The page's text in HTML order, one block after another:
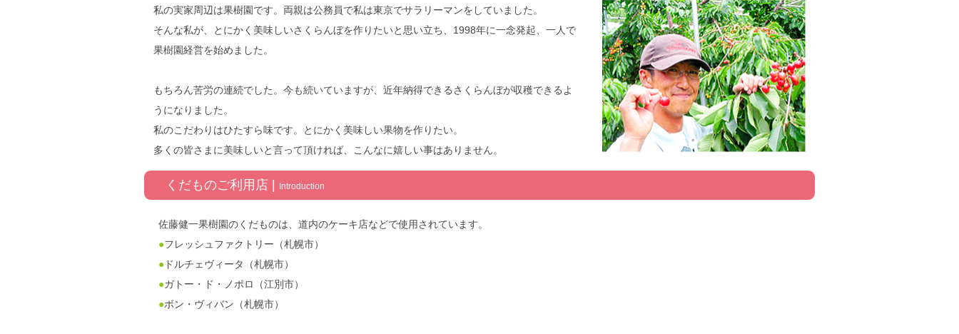
私の実家周辺は果樹園です。両親は公務員で私は東京でサラリーマンをしていました。
そんな私が、とにかく美味しいさくらんぼを作りたいと思い立ち、1998年に一念発起、一人で
果樹園経営を始めました。
もちろん苦労の連続でした。今も続いていますが、近年納得できるさくらんぼが収穫できるよ
うになりました。
私のこだわりはひたすら味です。とにかく美味しい果物を作りたい。
多くの皆さまに美味しいと言って頂ければ、こんなに嬉しい事はありません。
くだものご利用店 | Introduction
佐藤健一果樹園のくだものは、道内のケーキ店などで使用されています。
●フレッシュファクトリー （札幌市）
● ドルチェヴィータ
（札幌市）
●ガトー・ド・ノポロ
（江別市）
●ボン・ヴィバン （札幌市）